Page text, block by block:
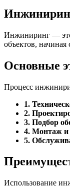
Инжиниринг — это
объектов, начиная
Основные
Процесс
1.
2.
3. Подбор
4. Монтаж и
5.
Использование